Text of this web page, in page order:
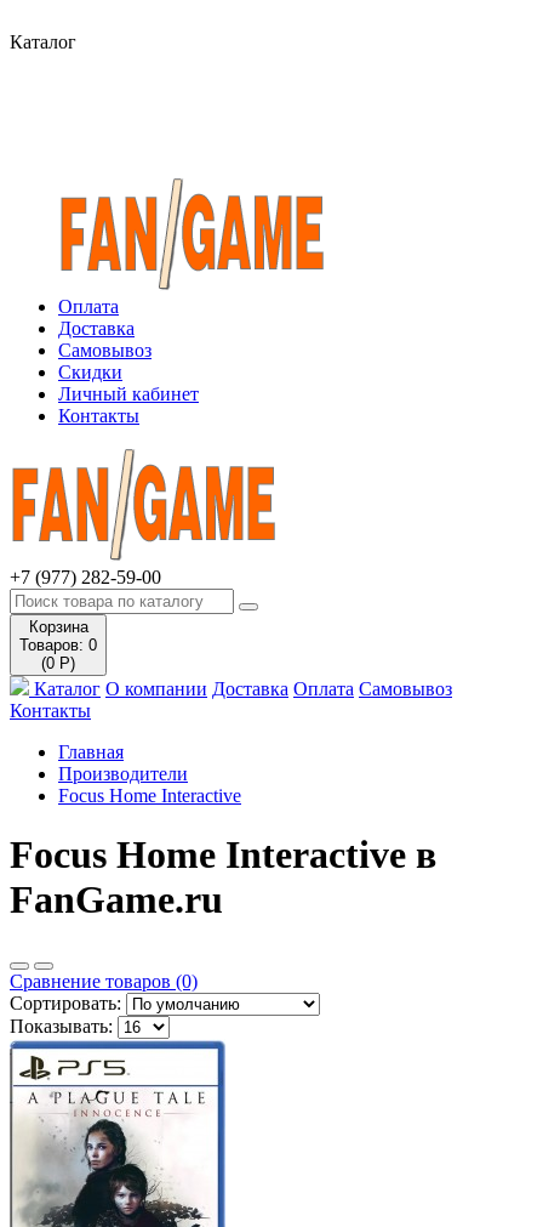
Каталог
Оплата
Доставка
Самовывоз
Скидки
Личный кабинет
Контакты
+7 (977) 282-59-00
Корзина
Товаров: 0
(0 Р)
Каталог О компании Доставка Оплата Самовывоз
Контакты
Главная
Производители
Focus Home Interactive
Focus Home Interactive в
FanGame.ru
Сравнение товаров (0)
Сортировать:
Показывать: